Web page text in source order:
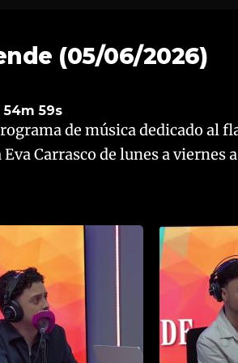
(05/06/2026)
54m 59s
de música dedicado al
Carrasco de lunes a viernes